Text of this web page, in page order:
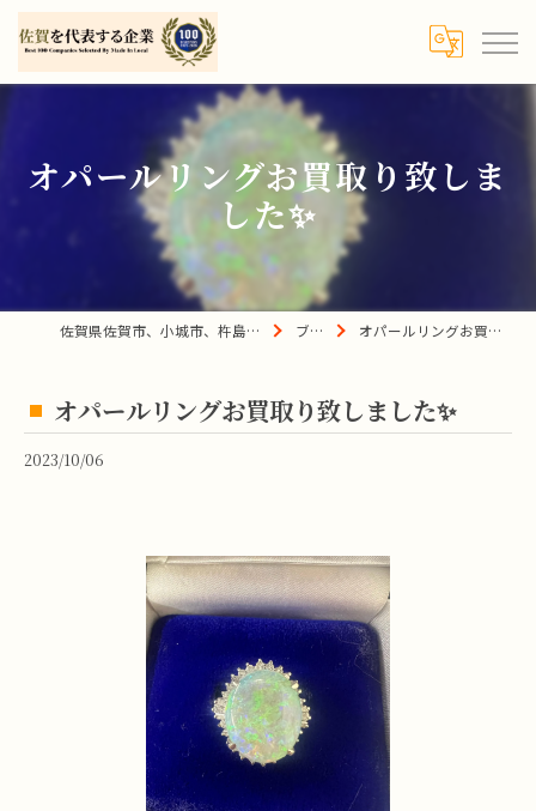
オパールリングお買取り致しま
した✨
佐賀県佐賀市、小城市、杵島郡の買取は宝の蔵へ ブログ オパールリングお買取り致しました✨
オパールリングお買取り致しました✨
2023/10/06